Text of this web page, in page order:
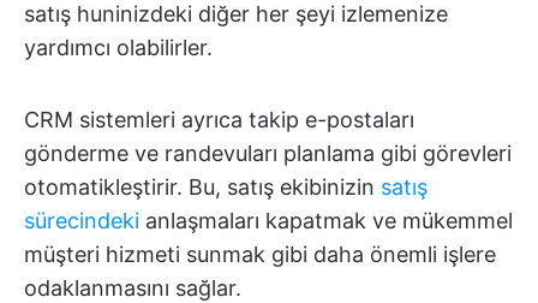
satış huninizdeki diğer her şeyi izlemenize
yardımcı olabilirler.
CRM sistemleri ayrıca takip e-postaları
gönderme ve randevuları planlama gibi görevleri
otomatikleştirir. Bu, satış ekibinizin satış
sürecindeki anlaşmaları kapatmak ve mükemmel
müşteri hizmeti sunmak gibi daha önemli işlere
odaklanmasını sağlar.